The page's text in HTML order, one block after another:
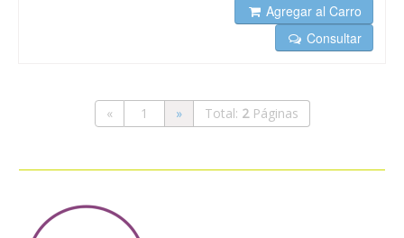
Agregar al Carro
Consultar
« 1 » Total: 2Páginas